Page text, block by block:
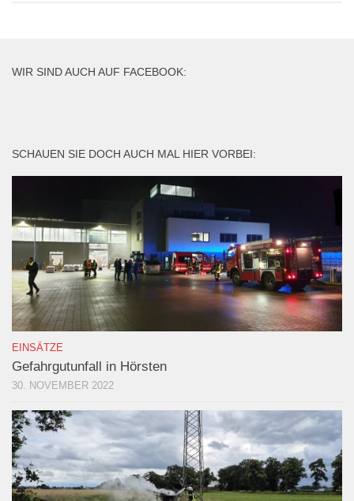
WIR SIND AUCH AUF FACEBOOK:
SCHAUEN SIE DOCH AUCH MAL HIER VORBEI:
EINSÄTZE
Gefahrgutunfall in Hörsten
30. NOVEMBER 2022